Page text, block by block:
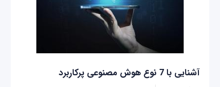
آشنایی با 7 نوع هوش مصنوعی پرکاربرد